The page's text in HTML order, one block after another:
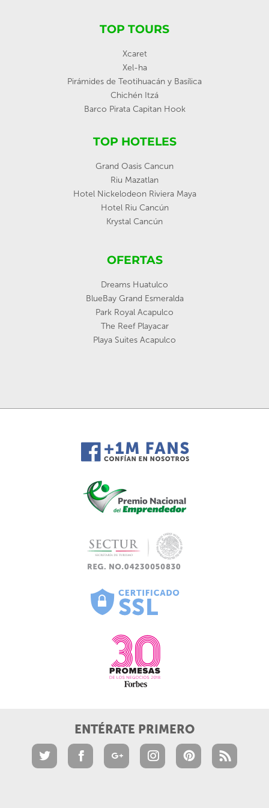
TOP TOURS
Xcaret
Xel-ha
Pirámides de Teotihuacán y Basílica
Chichén Itzá
Barco Pirata Capitan Hook
TOP HOTELES
Grand Oasis Cancun
Riu Mazatlan
Hotel Nickelodeon Riviera Maya
Hotel Riu Cancún
Krystal Cancún
OFERTAS
Dreams Huatulco
BlueBay Grand Esmeralda
Park Royal Acapulco
The Reef Playacar
Playa Suites Acapulco
ENTÉRATE PRIMERO